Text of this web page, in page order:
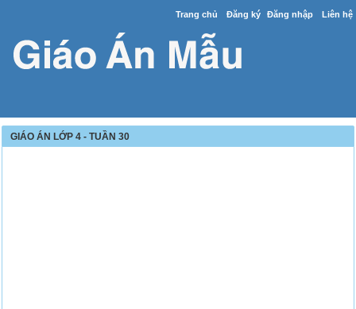
Trang chủ Đăng ký Đăng nhập Liên hệ
GIÁO ÁN LỚP 4 - TUẦN 30